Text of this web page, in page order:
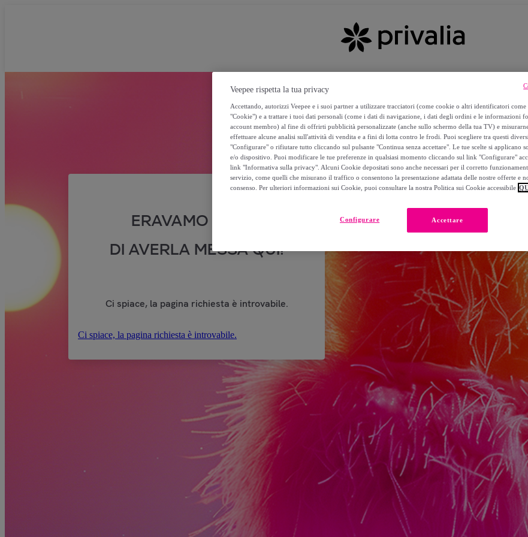
ERAVAMO SICURI
DI AVERLA MESSA QUI!
Ci spiace, la pagina richiesta è introvabile.
Ci spiace, la pagina richiesta è introvabile.
Veepee rispetta la tua privacy
Accettando, autorizzi Veepee e i suoi partner a utilizzare tracciatori (come cookie o altri identificatori come
"Cookie") e a trattare i tuoi dati personali (come i dati di navigazione, i dati degli ordini e le informazioni
account membro) al fine di offrirti pubblicità personalizzate (anche sullo schermo della tua TV) e
effettuare alcune analisi sull'attività di vendita e a fini di lotta contro le frodi. Puoi scegliere tra questi
"Configurare" o rifiutare tutto cliccando sul pulsante "Continua senza accettare". Le tue scelte si applicano
e/o dispositivo. Puoi modificare le tue preferenze in qualsiasi momento cliccando sul link "Configurare"
link "Informativa sulla privacy". Alcuni Cookie depositati sono anche necessari per il corretto
servizio, come quelli che misurano il traffico o consentono la presentazione adattata delle nostre offerte e
consenso. Per ulteriori informazioni sui Cookie, puoi consultare la nostra Politica sui Cookie accessibile
Accettare
Configurare